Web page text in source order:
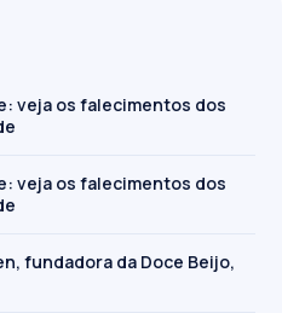
veja os falecimentos dos
veja os falecimentos dos
fundadora da Doce Beijo,